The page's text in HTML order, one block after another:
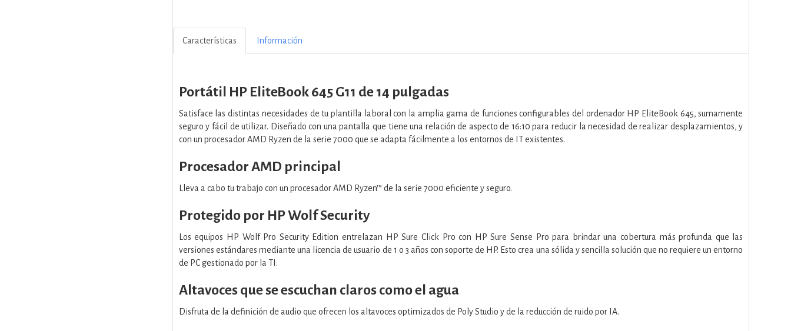
Características Información
Portátil HP EliteBook 645 G11 de 14 pulgadas
Satisface las distintas necesidades de tu plantilla laboral con la amplia gama de funciones configurables del ordenador HP EliteBook 645, sumamente
seguro y fácil de utilizar. Diseñado con una pantalla que tiene una relación de aspecto de 16:10 para reducir la necesidad de realizar desplazamientos, y
con un procesador AMD Ryzen de la serie 7000 que se adapta fácilmente a los entornos de IT existentes.
Procesador AMD principal
Lleva a cabo tu trabajo con un procesador AMD Ryzen™ de la serie 7000 eficiente y seguro.
Protegido por HP Wolf Security
Los equipos HP Wolf Pro Security Edition entrelazan HP Sure Click Pro con HP Sure Sense Pro para brindar una cobertura más profunda que las
versiones estándares mediante una licencia de usuario de 1 o 3 años con soporte de HP. Esto crea una sólida y sencilla solución que no requiere un entorno
de PC gestionado por la TI.
Altavoces que se escuchan claros como el agua
Disfruta de la definición de audio que ofrecen los altavoces optimizados de Poly Studio y de la reducción de ruido por IA.